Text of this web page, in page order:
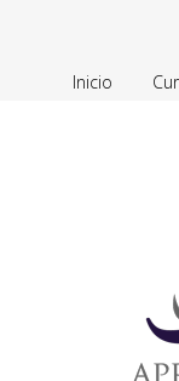
Inicio